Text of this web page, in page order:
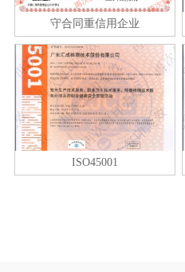
守合同重信用企业
ISO45001